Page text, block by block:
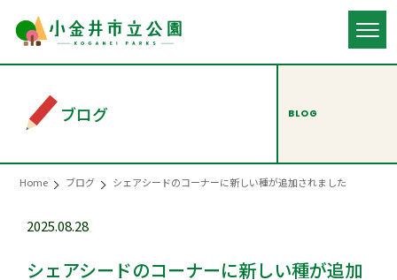
ブログ BLOG
Home ブログ シェアシードのコーナーに新しい種が追加されました
2025.08.28
シェアシードのコーナーに新しい種が追加